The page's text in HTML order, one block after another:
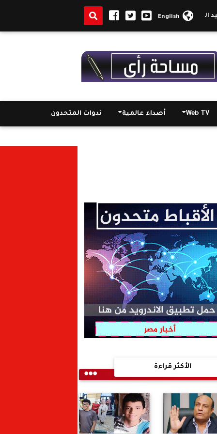
الكنيسة القبطية الأرثوذكسية بغانا بحضور السفير المصري
English
Web TV أصداء عالمية ندوات المتحدون
الأكثر قراءة